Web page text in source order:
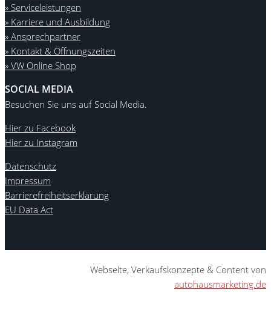
» Serviceleistungen
» Karriere und Ausbildung
» Ansprechpartner
» Kontakt & Öffnungszeiten
» VW Online Shop
SOCIAL MEDIA
Besuchen Sie uns auf Social Media.
Hier zu Facebook
Hier zu Instagram
Datenschutz
Impressum
Barrierefreiheitserklärung
EU Data Act
Webseite, Verkaufskonzepte & Content von
autohausmarketing.de